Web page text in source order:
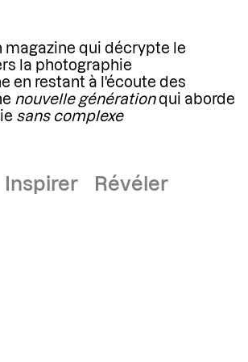
magazine qui décrypte le
la photographie
en restant à l'écoute des
nouvelle générationqui aborde
sans complexe
Révéler